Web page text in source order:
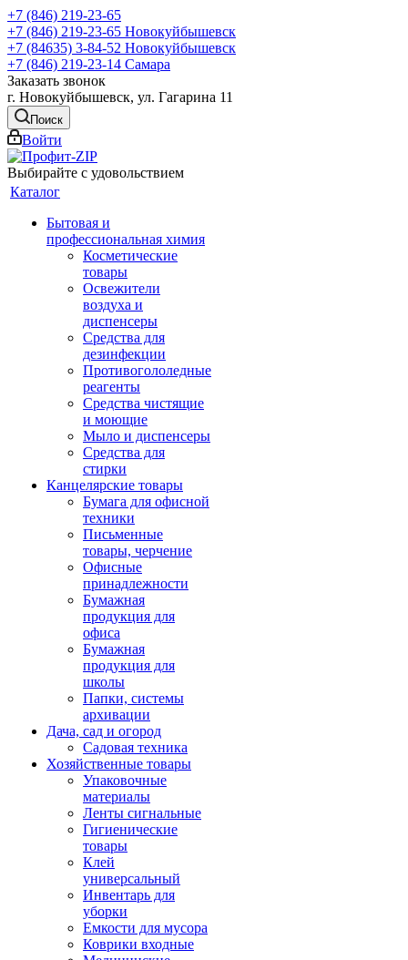
+7 (846) 219-23-65
+7 (846) 219-23-65 Новокуйбышевск
+7 (84635) 3-84-52 Новокуйбышевск
+7 (846) 219-23-14 Самара
Заказать звонок
г. Новокуйбышевск, ул. Гагарина 11
Поиск
Войти
Выбирайте с удовольствием
Каталог
Бытовая и
профессиональная химия
Косметические
товары
Освежители
воздуха и
диспенсеры
Средства для
дезинфекции
Противогололедные
реагенты
Средства чистящие
и моющие
Мыло и диспенсеры
Средства для
стирки
Канцелярские товары
Бумага для офисной
техники
Письменные
товары, черчение
Офисные
принадлежности
Бумажная
продукция для
офиса
Бумажная
продукция для
школы
Папки, системы
архивации
Дача, сад и огород
Садовая техника
Хозяйственные товары
Упаковочные
материалы
Ленты сигнальные
Гигиенические
товары
Клей
универсальный
Инвентарь для
уборки
Емкости для мусора
Коврики входные